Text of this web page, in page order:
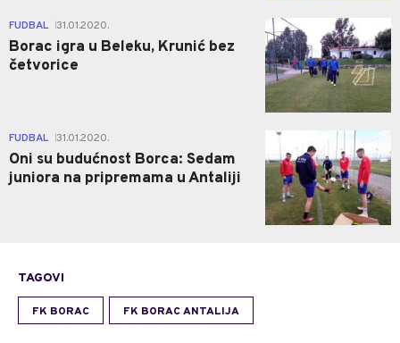
FUDBAL 31.01.2020.
Borac igra u Beleku, Krunić bez
četvorice
FUDBAL 31.01.2020.
Oni su budućnost Borca: Sedam
juniora na pripremama u Antaliji
TAGOVI
FK BORAC FK BORAC ANTALIJA